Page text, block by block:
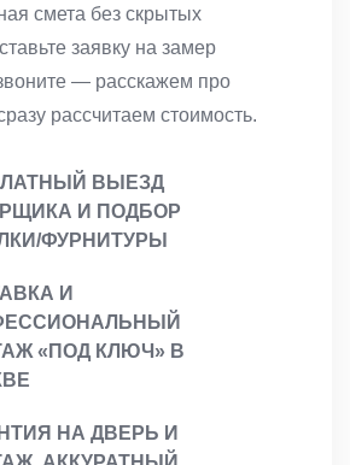
смета без скрытых
заявку на замер
— расскажем про
рассчитаем стоимость.
ВЫЕЗД
И ПОДБОР
ФУРНИТУРЫ
И
«ПОД КЛЮЧ» В
НА ДВЕРЬ И